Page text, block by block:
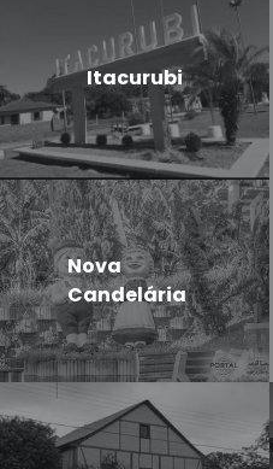
Itacurubi
Nova
Candelária